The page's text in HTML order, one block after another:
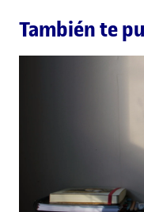
También te